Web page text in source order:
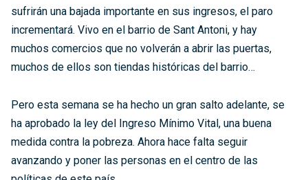
sufrirán una bajada importante en sus ingresos, el paro
incrementará. Vivo en el barrio de Sant Antoni, y hay
muchos comercios que no volverán a abrir las puertas,
muchos de ellos son tiendas históricas del barrio…
Pero esta semana se ha hecho un gran salto adelante, se
ha aprobado la ley del Ingreso Mínimo Vital, una buena
medida contra la pobreza. Ahora hace falta seguir
avanzando y poner las personas en el centro de las